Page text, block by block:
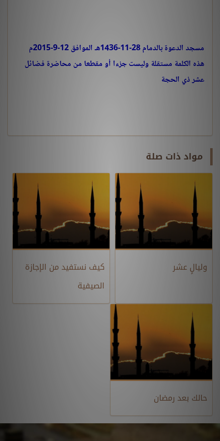
مسجد الدعوة بالدمام28-11-1436هـ الموافق 12-9-2015م
هذه الكلمة مستقلة وليست جزءا أو مقطعا من محاضرة فضائل
عشر ذي الحجة
مواد ذات صلة
وليالٍ عشر
كيف نستفيد من الإجازة
الصيفية
حالك بعد رمضان